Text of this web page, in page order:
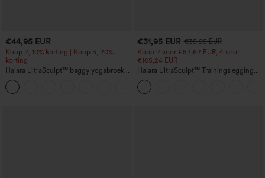
€44,95 EUR
Koop 2, 10% korting | Koop 3, 20%
korting
Halara UltraSculpt™ baggy yogabroek
met hoge taille, buikcorrigerend effect,
color-block strepen en zakken
€31,95 EUR €35,95 EUR
Koop 2 voor €52,62 EUR, 4 voor
€105,24 EUR
Halara UltraSculpt™ Trainingslegging
met hoge taille, buikcorrigerend,
vormend en met zakken